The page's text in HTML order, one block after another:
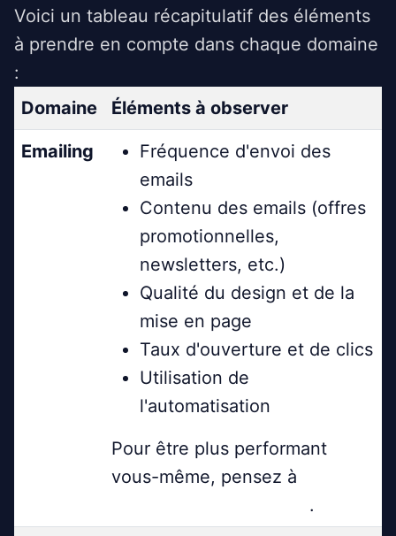
Voici un tableau récapitulatif des éléments
à prendre en compte dans chaque domaine
:
Domaine
Éléments à observer
Emailing
Fréquence d'envoi des
emails
Contenu des emails (offres
promotionnelles,
newsletters, etc.)
Qualité du design et de la
mise en page
Taux d'ouverture et de clics
Utilisation de
l'automatisation
Pour être plus performant
vous-même, pensez à
.